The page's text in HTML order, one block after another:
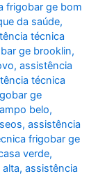
frigobar ge bom
da saúde,
técnica
ge brooklin,
,assistência
técnica
ge
belo,
,assistência
frigobar ge
verde,
,assistência